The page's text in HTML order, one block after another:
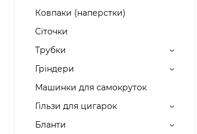
Ковпаки (наперстки)
Сіточки
Трубки
Гріндери
Машинки для самокруток
Гільзи для цигарок
Бланти